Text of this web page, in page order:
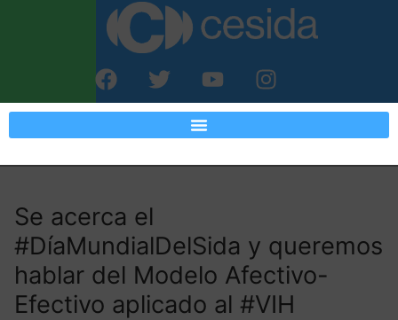
Se acerca el
#DíaMundialDelSida y queremos
hablar del Modelo Afectivo-
Efectivo aplicado al #VIH